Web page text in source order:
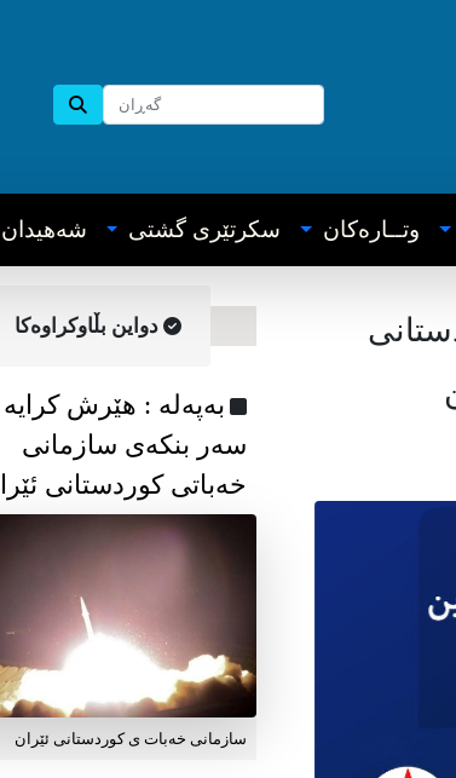
وتــاره‌کان سکرتێری گشتی شه‌هیدان
دواین بڵاوکراوه‌کا
به‌په‌له‌ : هێرش کرایە
سەر بنکەی سازمانی
خەباتی کوردستانی
سازمانی خەبات ی کوردستانی ئێران